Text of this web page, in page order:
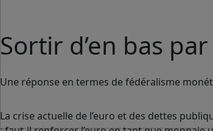
Sortir d’en bas
Une réponse en termes de fédéralisme
La crise actuelle de l’euro et des dettes